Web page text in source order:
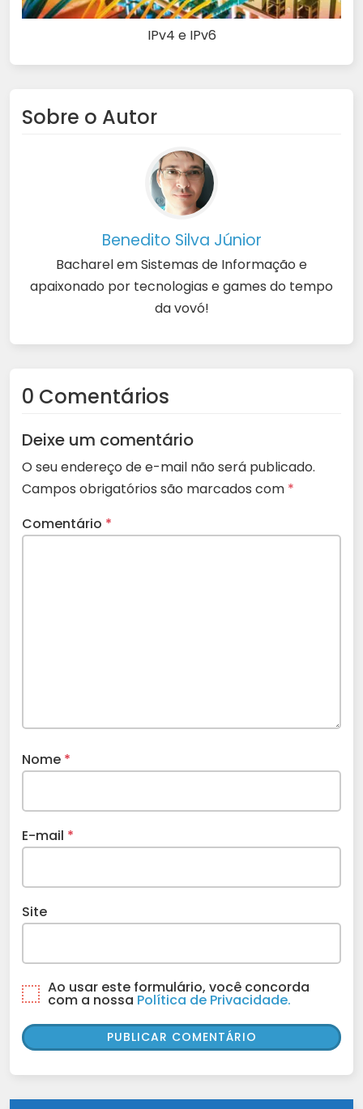
IPv4 e IPv6
Sobre o Autor
Benedito Silva Júnior
Bacharel em Sistemas de Informação e
apaixonado por tecnologias e games do tempo
da vovó!
0 Comentários
Deixe um comentário
O seu endereço de e-mail não será publicado.
Campos obrigatórios são marcados com *
Comentário *
Nome *
E-mail *
Site
Ao usar este formulário, você concorda
com a nossa Política de Privacidade.